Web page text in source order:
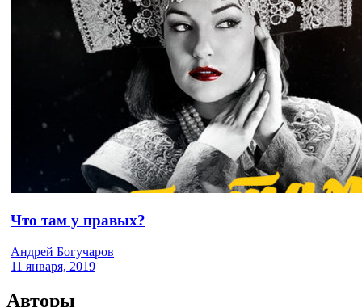
Что там у правых?
Андрей Богучаров
11 января, 2019
Авторы